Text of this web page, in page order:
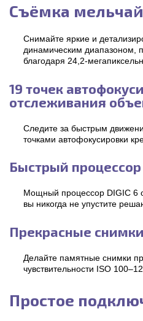
Съёмка
Снимайте яркие и
динамическим диапазоном,
благодаря 24,2-
19 точек
отслеживания
Следите за быстрым
точками автофокусировки
Быстрый
Мощный процессор DIGIC 6
вы никогда не упустите
Прекрасные
Делайте памятные снимки
чувствительности ISO
Простое